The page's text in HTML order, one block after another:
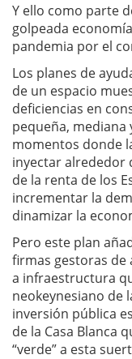
Y ello como parte
golpeada
pandemia por el
Los planes de
de un espacio
deficiencias en
pequeña,
momentos donde
inyectar alrededor
de la renta de los
incrementar la
dinamizar la
Pero este plan
firmas gestoras de
a infraestructura
neokeynesiano de
inversión pública
de la Casa Blanca
“verde” a esta